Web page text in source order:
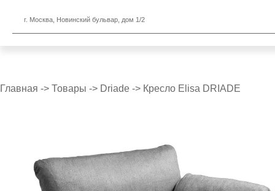
г. Москва, Новинский бульвар, дом 1/2
Главная -> Товары -> Driade -> Кресло Elisa DRIADE